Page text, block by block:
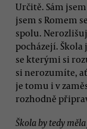
Určitě. Sám
jsem s Romem
spolu.
pocházejí.
se kterými si
si nerozumíte,
je tomu i v
rozhodně
Škola by tedy